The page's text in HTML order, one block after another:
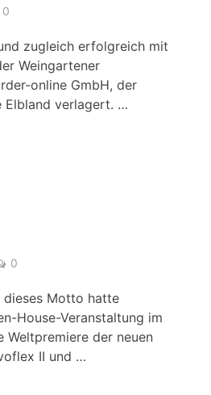
0
zugleich erfolgreich mit
Weingartener
online GmbH, der
Elbland verlagert. …
0
dieses Motto hatte
House-Veranstaltung im
der neuen
II und …